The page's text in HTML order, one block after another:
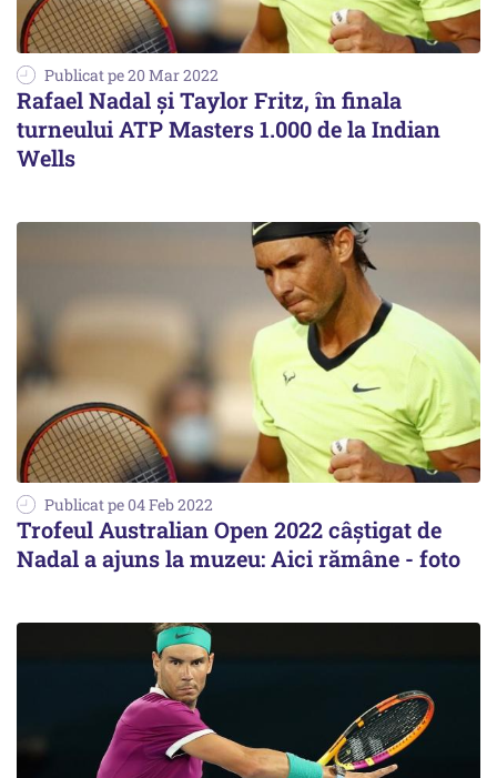
Publicat pe 20 Mar 2022
Rafael Nadal şi Taylor Fritz, în finala
turneului ATP Masters 1.000 de la Indian
Wells
Publicat pe 04 Feb 2022
Trofeul Australian Open 2022 câștigat de
Nadal a ajuns la muzeu: Aici rămâne - foto